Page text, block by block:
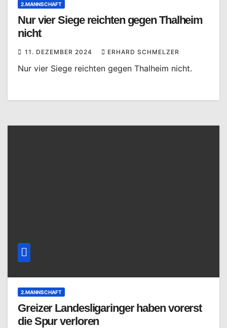
2.MANNSCHAFT
Nur vier Siege reichten gegen Thalheim
nicht
11. DEZEMBER 2024 ERHARD SCHMELZER
Nur vier Siege reichten gegen Thalheim nicht.
2.MANNSCHAFT
Greizer Landesligaringer haben vorerst
die Spur verloren